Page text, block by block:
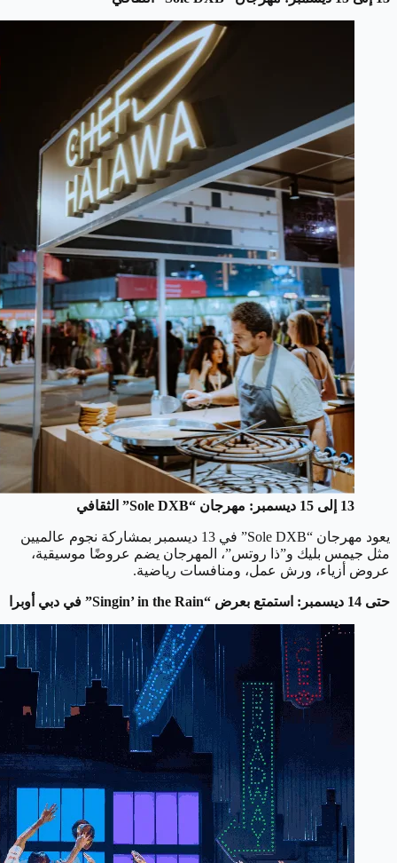
13 إلى 15 ديسمبر: مهرجان “Sole DXB” الثقافي
يعود مهرجان “Sole DXB” في 13 ديسمبر بمشاركة نجوم عالميين
مثل جيمس بليك و”ذا روتس”، المهرجان يضم عروضًا موسيقية،
عروض أزياء، ورش عمل، ومنافسات رياضية.
حتى 14 ديسمبر: استمتع بعرض “Singin’ in the Rain” في دبي أوبرا